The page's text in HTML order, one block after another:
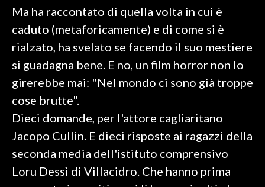
SALUTE
SARDEGNA TURISMO
SARDI NEL MONDO
EVENTI
#CARAUNIONE
Ma ha raccontato di quella volta in cui è
caduto (metaforicamente) e di come si è
rialzato, ha svelato se facendo il suo mestiere
si guadagna bene. E no, un film horror non lo
girerebbe mai: "Nel mondo ci sono già troppe
cose brutte".
Dieci domande, per l'attore cagliaritano
Jacopo Cullin. E dieci risposte ai ragazzi della
seconda media dell'istituto comprensivo
Loru Dessì di Villacidro. Che hanno prima